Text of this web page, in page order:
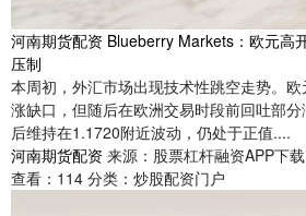
河南期货配资 Blueberry Markets：欧元高
压制
本周初，外汇市场出现技术性跳空走势。
涨缺口，但随后在欧洲交易时段前回吐部
后维持在1.1720附近波动，仍处于正值....
河南期货配资 来源：股票杠杆融资APP下载
查看： 114 分类： 炒股配资门户